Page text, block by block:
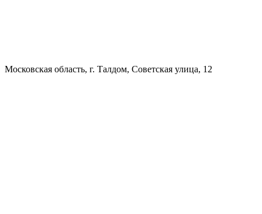
Московская область, г. Талдом, Советская улица, 12